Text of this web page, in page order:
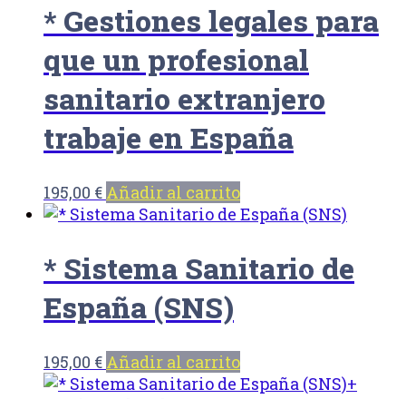
* Gestiones legales para
que un profesional
sanitario extranjero
trabaje en España
195,00 € Añadir al carrito
* Sistema Sanitario de
España (SNS)
195,00 € Añadir al carrito